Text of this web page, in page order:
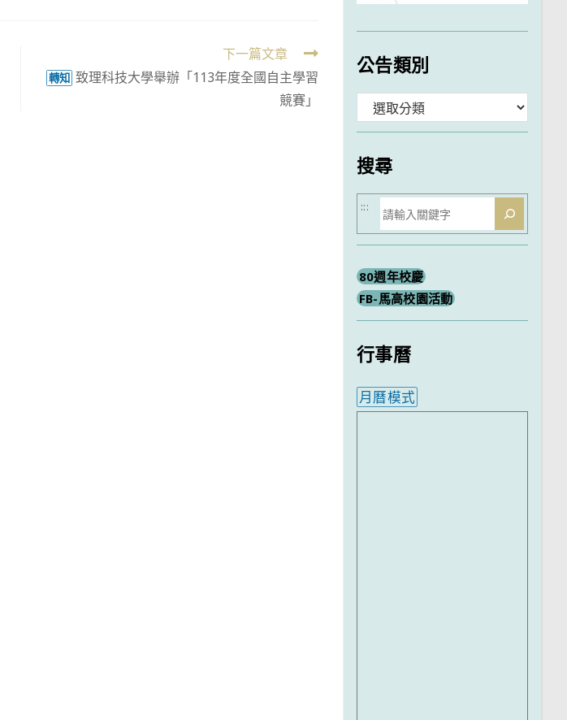
下一篇文章
轉知 致理科技大學舉辦「113年度全國自主學習
競賽」
公告類別
類
搜尋
搜
尋
:::
80週年校慶
FB-馬高校園活動
行事曆
月曆模式